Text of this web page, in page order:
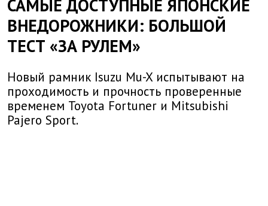
САМЫЕ ДОСТУПНЫЕ ЯПОНСКИЕ
ВНЕДОРОЖНИКИ: БОЛЬШОЙ
ТЕСТ «ЗА РУЛЕМ»
Новый рамник Isuzu Mu-X испытывают на
проходимость и прочность проверенные
временем Toyota Fortuner и Mitsubishi
Pajero Sport.